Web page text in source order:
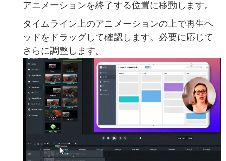
アニメーションを終了する位置に移動します。
タイムライン上のアニメーションの上で再生ヘ
ッドをドラッグして確認します。必要に応じて
さらに調整します。